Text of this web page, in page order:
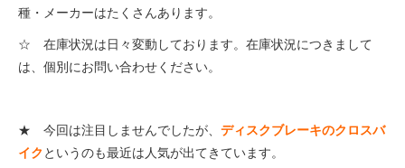
種・メーカーはたくさんあります。
☆ 在庫状況は日々変動しております。在庫状況につきまして
は、個別にお問い合わせください。
★ 今回は注目しませんでしたが、 ディスクブレーキのクロスバ
イク というのも最近は人気が出てきています。